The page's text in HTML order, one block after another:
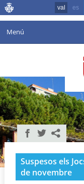
val es
Menú
Agenda
Instal·lacions
Comunicació
València en esport
Portal de Transparència
Suspesos els
de novembre